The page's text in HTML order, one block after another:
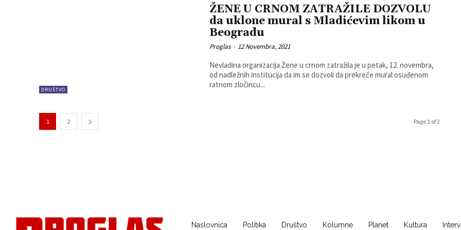
DRUŠTVO
ŽENE U CRNOM ZATRAŽILE DOZVOLU
da uklone mural s Mladićevim likom u
Beogradu
Proglas - 12 Novembra, 2021
Nevladina organizacija Žene u crnom zatražila je u petak, 12. novembra,
od nadležnih institucija da im se dozvoli da prekreče mural osuđenom
ratnom zločincu...
1 2 Page 1 of 2
Naslovnica Politika Društvo Kolumne Planet Kultura